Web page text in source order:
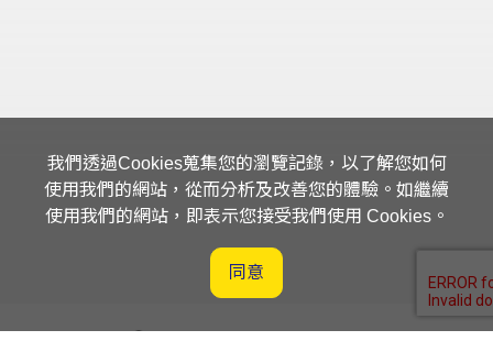
我們透過Cookies蒐集您的瀏覽記錄，以了解您如何
使用我們的網站，從而分析及改善您的體驗。如繼續
使用我們的網站，即表示您接受我們使用 Cookies。
同意